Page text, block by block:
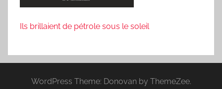
Ils brillaient de pétrole sous le soleil
WordPress Theme: Donovan by ThemeZee.